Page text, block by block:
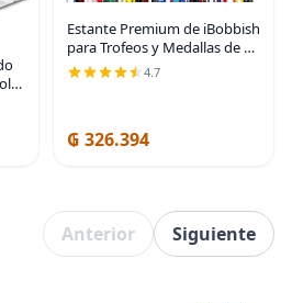
Estante Premium de iBobbish
para Trofeos y Medallas de 16
Pulgadas de Largo, Estante
de Trofeos de Metal con
4.7
₲ 326.394
Anterior Siguiente